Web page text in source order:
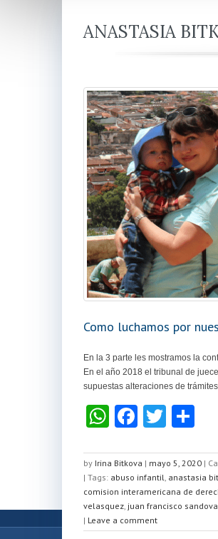
ANASTASIA
Como luchamos por
En la 3 parte les mostramos la
En el año 2018 el tribunal de
supuestas alteraciones de
W
at
s
A
p
F
c
e
b
o
T
tt
er
m
p
ar
tir
by Irina Bitkova | mayo 5, 2020 |
| Tags: abuso infantil anastasia
comision interamericana de
velasquez juan francisco
| Leave a comment